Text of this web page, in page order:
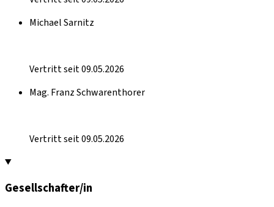
Michael Sarnitz
Vertritt seit 09.05.2026
Mag. Franz Schwarenthorer
Vertritt seit 09.05.2026
Gesellschafter/in